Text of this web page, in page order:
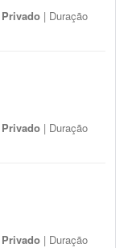
Privado | Duração
Privado | Duração
Privado | Duração